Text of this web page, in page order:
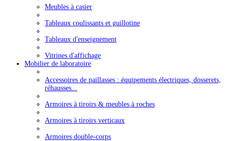
Meubles à casier
Tableaux coulissants et guillotine
Tableaux d'enseignement
Vitrines d'affichage
Mobilier de laboratoire
Accessoires de paillasses : équipements électriques, dosserets,
réhausses...
Armoires à tiroirs & meubles à roches
Armoires à tiroirs verticaux
Armoires double-corps